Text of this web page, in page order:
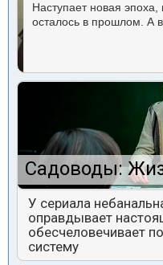
Наступает новая
осталось в прошлом. А
Садоводы:
У сериала
оправдывает
обесчеловечивает
систему